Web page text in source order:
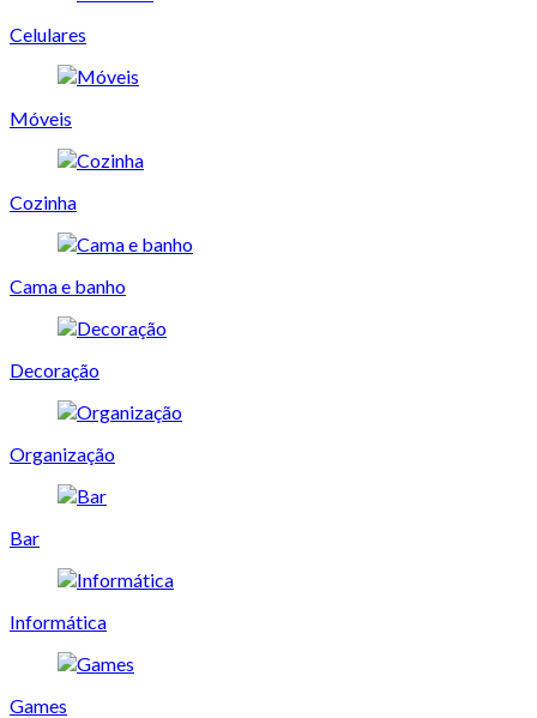
Celulares
Móveis
Cozinha
Cama e banho
Decoração
Organização
Bar
Informática
Games